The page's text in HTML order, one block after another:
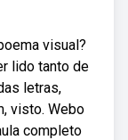
visual?
lido tanto de
letras,
visto. Webo
completo